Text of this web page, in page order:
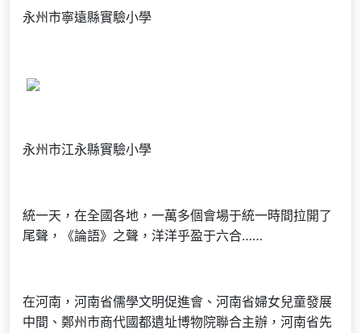
永州市寧遠縣實驗小學
永州市江永縣實驗小學
統一天，在全國各地，一萬多個會場于統一時間拉開了
尾聲，《論語》之聲，洋洋乎盈于六合……
在河南，河南省儒學文明促進會、河南省婦女兒童發展
中間、鄭州市商代國都遺址博物院聯合主辦，河南省先